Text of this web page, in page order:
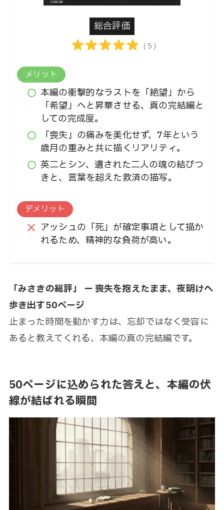
総合評価
( 5 )
メリット
本編の衝撃的なラストを「絶望」から
「希望」へと昇華させる、真の完結編と
しての完成度。
「喪失」の痛みを美化せず、7年という
歳月の重みと共に描くリアリティ。
英二とシン、遺された二人の魂の結びつ
きと、言葉を超えた救済の描写。
デメリット
アッシュの「死」が確定事項として描か
れるため、精神的な負荷が高い。
「みさきの総評」 ー 喪失を抱えたまま、夜明けへ
歩き出す50ページ
止まった時間を動かす力は、忘却ではなく受容に
あると教えてくれる、本編の真の完結編です。
50ページに込められた答えと、本編の伏
線が結ばれる瞬間